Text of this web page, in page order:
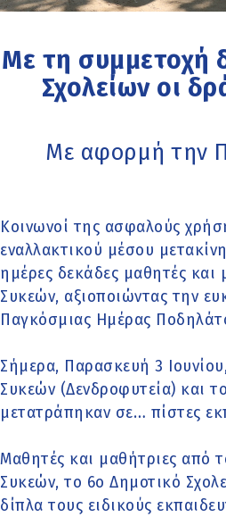
Με τη συμμετοχή
Σχολείων οι
Με αφορμή την
Κοινωνοί της ασφαλούς
εναλλακτικού μέσου
ημέρες δεκάδες μαθητές
Συκεών, αξιοποιώντας την
Παγκόσμιας Ημέρας
Σήμερα, Παρασκευή 3
Συκεών (Δενδροφυτεία) και
μετατράπηκαν σε… πίστες
Μαθητές και μαθήτριες από
Συκεών, το 6ο Δημοτικό
δίπλα τους ειδικούς